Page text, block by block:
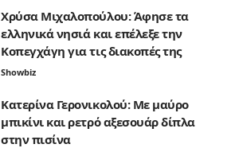
Χρύσα Μιχαλοπούλου: Άφησε τα
ελληνικά νησιά και επέλεξε την
Κοπεγχάγη για τις διακοπές της
Showbiz
Κατερίνα Γερονικολού: Με μαύρο
μπικίνι και ρετρό αξεσουάρ δίπλα
στην πισίνα